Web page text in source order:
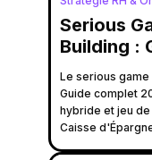
Serious
Building :
Le serious
Guide complet
hybride et jeu
Caisse